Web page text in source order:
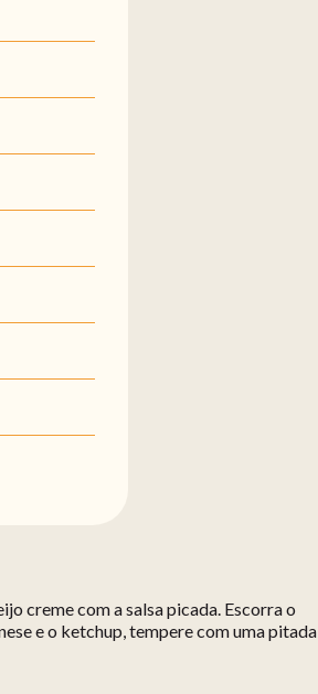
creme com a salsa picada. Escorra o
e o ketchup, tempere com uma pitada